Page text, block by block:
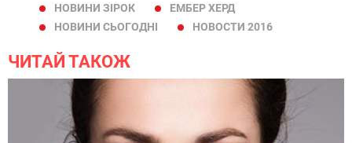
НОВИНИ ЗІРОК
ЕМБЕР ХЕРД
НОВИНИ СЬОГОДНІ
НОВОСТИ 2016
ЧИТАЙ ТАКОЖ